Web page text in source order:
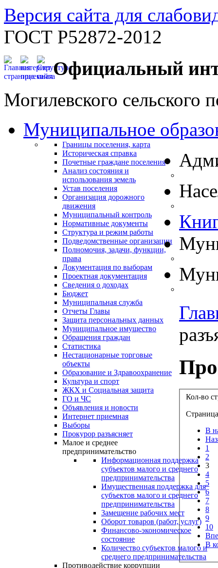
Версия сайта для
ГОСТ Р52872-2012
Официальный
Могилевского сельского
Муниципальное
Границы поселения, карта
Историческая справка
Почетные граждане поселения
Анализ состояния и
использования земель
Устав поселения
Организация дорожного
движения
Муниципальный контроль
Нормативные документы
Структура и режим работы
Подведомственные организации
Полномочия, задачи, функции,
права
Документация по выборам
Проектная документация
Сведения о доходах
Бюджет
Муниципальная служба
Отчеты Главы
Защита персональных данных
Муниципальное имущество
Обращения граждан
Статистика
Нестационарные торговые
объекты
Образование и Здравоохранение
Культура и спорт
ЖКХ и Социальная защита
ГО и ЧС
Объявления и новости
Интернет приемная
Выборы
Прокурор разъясняет
Малое и среднее
предпринимательство
Информационная поддержка
субъектов малого и среднего
предпринимательства
Имущественная поддержка для
субъектов малого и среднего
предпринимательства
Замещение рабочих мест
Оборот товаров (работ, услуг)
Финансово-экономическое
состояние
Количество субъектов малого и
среднего предпринимательства
Противодействие коррупции
Кол-во
В
1
2
3
4
5
6
7
8
9
10
В